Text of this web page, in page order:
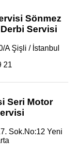
Sönmez
Servisi
A Şişli / İstanbul
21
Seri Motor
Sok.No:12 Yeni